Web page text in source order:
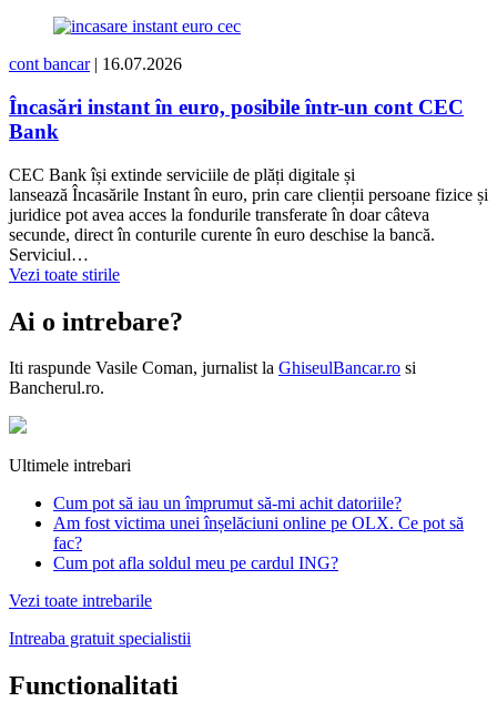
cont bancar| 16.07.2026
Încasări instant în euro, posibile într-un cont CEC
Bank
CEC Bank își extinde serviciile de plăți digitale și
lansează Încasările Instant în euro, prin care clienții persoane fizice și
juridice pot avea acces la fondurile transferate în doar câteva
secunde, direct în conturile curente în euro deschise la bancă.
Serviciul…
Vezi toate stirile
Ai o intrebare?
Iti raspunde Vasile Coman, jurnalist la GhiseulBancar.ro si
Bancherul.ro.
Ultimele intrebari
Cum pot să iau un împrumut să-mi achit datoriile?
Am fost victima unei înșelăciuni online pe OLX. Ce pot să
fac?
Cum pot afla soldul meu pe cardul ING?
Vezi toate intrebarile
Intreaba gratuit specialistii
Functionalitati